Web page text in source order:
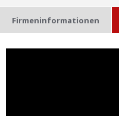
Home
Firmeninformationen